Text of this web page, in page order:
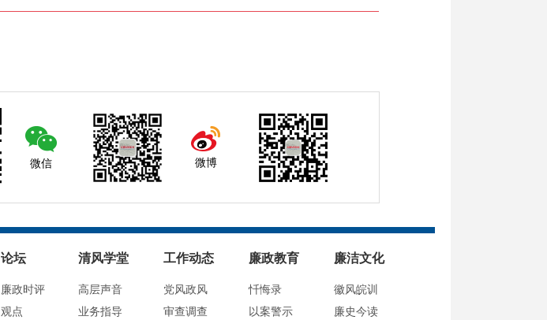
微信 微博
论坛
廉政时评
观点
清风学堂
高层声音
业务指导
工作动态
党风政风
审查调查
廉政教育
忏悔录
以案警示
廉洁文化
徽风皖训
廉史今读